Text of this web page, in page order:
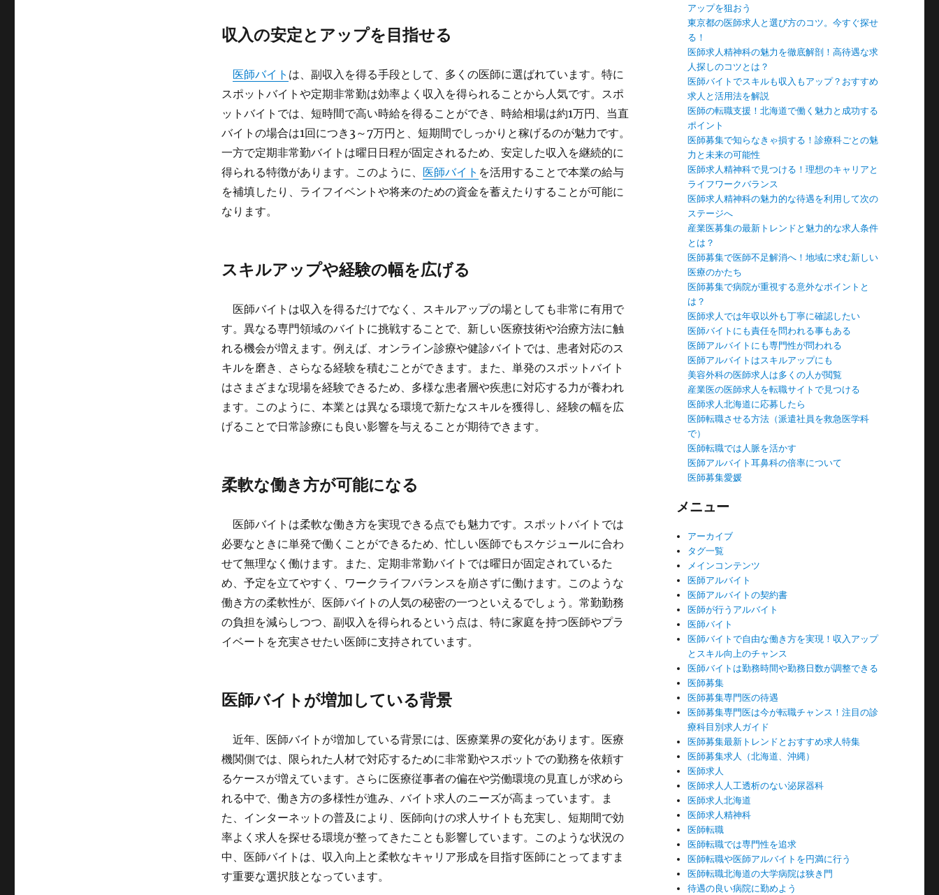
収入の安定とアップを目指せる
医師バイト は、副収入を得る手段として、多くの医師に選ばれています。特に
スポットバイトや定期非常勤は効率よく収入を得られることから人気です。スポ
ットバイトでは、短時間で高い時給を得ることができ、時給相場は約1万円、当直
バイトの場合は1回につき3～7万円と、短期間でしっかりと稼げるのが魅力です。
一方で定期非常勤バイトは曜日日程が固定されるため、安定した収入を継続的に
得られる特徴があります。このように、 医師バイト を活用することで本業の給与
を補填したり、ライフイベントや将来のための資金を蓄えたりすることが可能に
なります。
スキルアップや経験の幅を広げる
医師バイトは収入を得るだけでなく、スキルアップの場としても非常に有用で
す。異なる専門領域のバイトに挑戦することで、新しい医療技術や治療方法に触
れる機会が増えます。例えば、オンライン診療や健診バイトでは、患者対応のス
キルを磨き、さらなる経験を積むことができます。また、単発のスポットバイト
はさまざまな現場を経験できるため、多様な患者層や疾患に対応する力が養われ
ます。このように、本業とは異なる環境で新たなスキルを獲得し、経験の幅を広
げることで日常診療にも良い影響を与えることが期待できます。
柔軟な働き方が可能になる
医師バイトは柔軟な働き方を実現できる点でも魅力です。スポットバイトでは
必要なときに単発で働くことができるため、忙しい医師でもスケジュールに合わ
せて無理なく働けます。また、定期非常勤バイトでは曜日が固定されているた
め、予定を立てやすく、ワークライフバランスを崩さずに働けます。このような
働き方の柔軟性が、医師バイトの人気の秘密の一つといえるでしょう。常勤勤務
の負担を減らしつつ、副収入を得られるという点は、特に家庭を持つ医師やプラ
イベートを充実させたい医師に支持されています。
医師バイトが増加している背景
近年、医師バイトが増加している背景には、医療業界の変化があります。医療
機関側では、限られた人材で対応するために非常勤やスポットでの勤務を依頼す
るケースが増えています。さらに医療従事者の偏在や労働環境の見直しが求めら
れる中で、働き方の多様性が進み、バイト求人のニーズが高まっています。ま
た、インターネットの普及により、医師向けの求人サイトも充実し、短期間で効
率よく求人を探せる環境が整ってきたことも影響しています。このような状況の
中、医師バイトは、収入向上と柔軟なキャリア形成を目指す医師にとってますま
す重要な選択肢となっています。
アップを狙おう
東京都の医師求人と選び方のコツ。今すぐ探せ
る！
医師求人精神科の魅力を徹底解剖！高待遇な求
人探しのコツとは？
医師バイトでスキルも収入もアップ？おすすめ
求人と活用法を解説
医師の転職支援！北海道で働く魅力と成功する
ポイント
医師募集で知らなきゃ損する！診療科ごとの魅
力と未来の可能性
医師求人精神科で見つける！理想のキャリアと
ライフワークバランス
医師求人精神科の魅力的な待遇を利用して次の
ステージへ
産業医募集の最新トレンドと魅力的な求人条件
とは？
医師募集で医師不足解消へ！地域に求む新しい
医療のかたち
医師募集で病院が重視する意外なポイントと
は？
医師求人では年収以外も丁寧に確認したい
医師バイトにも責任を問われる事もある
医師アルバイトにも専門性が問われる
医師アルバイトはスキルアップにも
美容外科の医師求人は多くの人が閲覧
産業医の医師求人を転職サイトで見つける
医師求人北海道に応募したら
医師転職させる方法（派遣社員を救急医学科
で）
医師転職では人脈を活かす
医師アルバイト耳鼻科の倍率について
医師募集愛媛
メニュー
アーカイブ
タグ一覧
メインコンテンツ
医師アルバイト
医師アルバイトの契約書
医師が行うアルバイト
医師バイト
医師バイトで自由な働き方を実現！収入アップ
とスキル向上のチャンス
医師バイトは勤務時間や勤務日数が調整できる
医師募集
医師募集専門医の待遇
医師募集専門医は今が転職チャンス！注目の診
療科目別求人ガイド
医師募集最新トレンドとおすすめ求人特集
医師募集求人（北海道、沖縄）
医師求人
医師求人人工透析のない泌尿器科
医師求人北海道
医師求人精神科
医師転職
医師転職では専門性を追求
医師転職や医師アルバイトを円満に行う
医師転職北海道の大学病院は狭き門
待遇の良い病院に勤めよう